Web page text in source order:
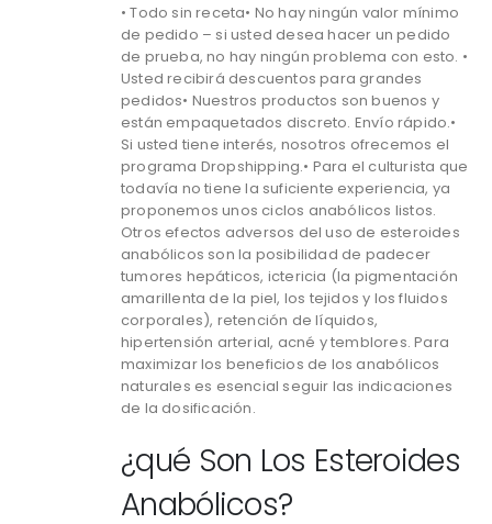
• Todo sin receta• No hay ningún valor mínimo
de pedido – si usted desea hacer un pedido
de prueba, no hay ningún problema con esto. •
Usted recibirá descuentos para grandes
pedidos• Nuestros productos son buenos y
están empaquetados discreto. Envío rápido.•
Si usted tiene interés, nosotros ofrecemos el
programa Dropshipping.• Para el culturista que
todavía no tiene la suficiente experiencia, ya
proponemos unos ciclos anabólicos listos.
Otros efectos adversos del uso de esteroides
anabólicos son la posibilidad de padecer
tumores hepáticos, ictericia (la pigmentación
amarillenta de la piel, los tejidos y los fluidos
corporales), retención de líquidos,
hipertensión arterial, acné y temblores. Para
maximizar los beneficios de los anabólicos
naturales es esencial seguir las indicaciones
de la dosificación.
¿qué Son Los Esteroides
Anabólicos?